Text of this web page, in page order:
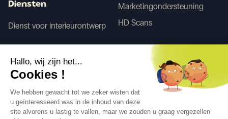
Diensten
Dienst voor interieurontwerp
Marketingondersteuning
HD Scans
Voor/Na AI
Hallo, wij zijn het...
Cookies !
We hebben gewacht tot we zeker wisten dat
u geïnteresseerd was in de inhoud van deze
site alvorens u lastig te vallen, maar we zouden u graag vergezellen